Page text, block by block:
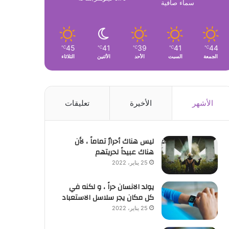
سماء صافية
44
℃
الجمعة
41
℃
السبت
39
℃
الأحد
41
℃
الأثنين
45
℃
الثلاثاء
الأشهر الأخيرة تعليقات
ليس هناك أحرارٌ تماماً ، لأن
هناك عبيداً لحريتهم
25 يناير، 2022
يولد الانسان حراً ، و لكنه في
كل مكان يجر سلاسل الاستعباد
25 يناير، 2022